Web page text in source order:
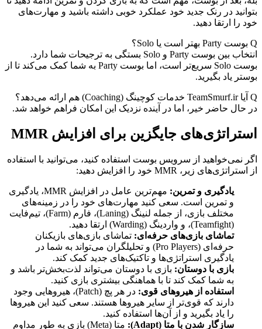
بتوانید در رنک جدید خود عملکرد خوبی داشته باشید و مهارت‌های
خود را ارتقا دهید.
Q بوست Party بهتر است یا Solo؟
انتخاب بین بوست Party و Solo بستگی به ترجیحات شما دارد.
بوست Solo سریع‌تر است، اما بوست Party به شما کمک می‌کند تا از
بوستر یاد بگیرید.
Q آیا TeamSmurf.ir خدمات کوچینگ (Coaching) هم ارائه می‌دهد؟
در حال حاضر خیر، اما در آینده نزدیک این امکان فراهم خواهد شد.
استراتژی‌های جایگزین برای افزایش MMR
اگر نمی‌خواهید از سرویس بوست استفاده کنید، می‌توانید با استفاده
از استراتژی‌های زیر، MMR خود را افزایش دهید:
یادگیری و تمرین:
مهم‌ترین عامل در افزایش MMR، یادگیری
و تمرین است. سعی کنید مهارت‌های خود را در زمینه‌های
مختلف بازی، از جمله لنینگ (Laning)، فارم (Farm)، تیم‌فایت
(Teamfight)، و واردینگ (Warding) ارتقا دهید.
تماشای بازی‌های حرفه‌ای: تماشای بازی‌های بازیکنان
حرفه‌ای (Pro Players) و تحلیلگران می‌تواند به شما در
یادگیری استراتژی‌ها و تاکتیک‌های جدید کمک کند.
بازی با دوستان: بازی با دوستان می‌تواند لذت‌بخش‌تر باشد و
به شما کمک کند تا با هماهنگی بیشتری بازی کنید.
استفاده از هیروهای قوی:
در هر پچ (Patch)، هیروهایی وجود
دارند که قوی‌تر از سایر هیروها هستند. سعی کنید این هیروها
را یاد بگیرید و از آن‌ها استفاده کنید.
سازگار شدن با متا (Adapt):
متا (Meta) بازی به طور مداوم